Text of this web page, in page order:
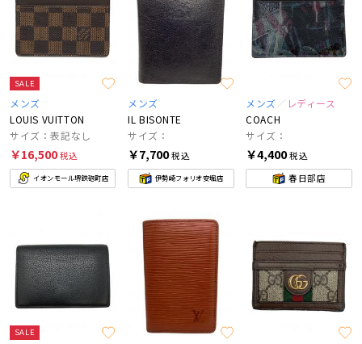
SALE
メンズ
LOUIS VUITTON
サイズ：表記なし
￥16,500税込
イオンモール堺鉄砲町店
メンズ
IL BISONTE
サイズ：
￥7,700税込
伊勢崎フォリオ安堀店
メンズ
レディース
COACH
サイズ：
￥4,400税込
春日部店
SALE